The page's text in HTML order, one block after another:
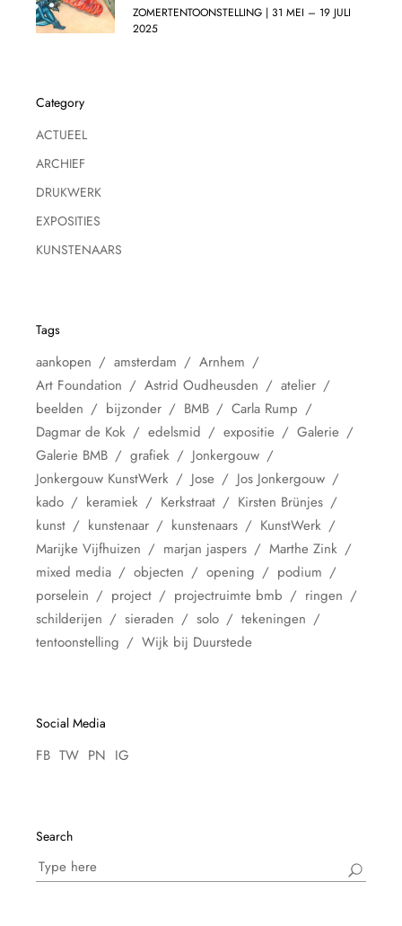
ZOMERTENTOONSTELLING | 31 MEI – 19 JULI
2025
Category
ACTUEEL
ARCHIEF
DRUKWERK
EXPOSITIES
KUNSTENAARS
Tags
aankopen amsterdam
Arnhem
Art Foundation
Astrid Oudheusden
atelier
beelden
bijzonder BMB
Carla Rump
Dagmar de Kok
edelsmid expositie
Galerie
Galerie BMB
grafiek
Jonkergouw
Jonkergouw KunstWerk
Jose
Jos Jonkergouw
kado
keramiek Kerkstraat
Kirsten Brünjes
kunst
kunstenaar kunstenaars
KunstWerk
Marijke Vijfhuizen
marjan jaspers
Marthe Zink
mixed media
objecten opening
podium
porselein
project projectruimte bmb
ringen
schilderijen
sieraden solo
tekeningen
tentoonstelling
Wijk bij Duurstede
Social Media
FB TW PN IG
Search
Search
for: